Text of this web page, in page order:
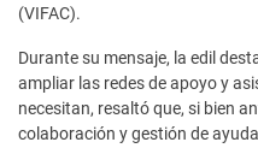
(VIFAC).
Durante su mensaje, la edil
ampliar las redes de apoyo y
necesitan, resaltó que, si bien
colaboración y gestión de